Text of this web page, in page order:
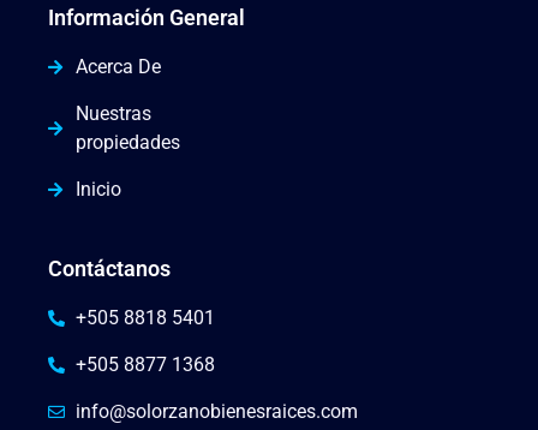
Información General
Acerca De
Nuestras
propiedades
Inicio
Contáctanos
+505 8818 5401
+505 8877 1368
info@solorzanobienesraices.com